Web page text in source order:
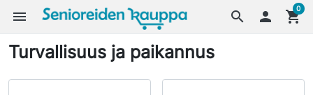
search
menu  shopping_cart
0
Turvallisuus ja paikannus